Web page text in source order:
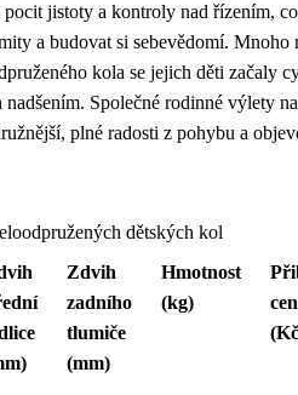
jistoty a kontroly nad řízením,
a budovat si sebevědomí. Mnoho
kola se jejich děti začaly
nadšením. Společné rodinné výlety
plné radosti z pohybu a
dětských kol
Zdvih
zadního
tlumiče
(mm)
Hmotnost
(kg)